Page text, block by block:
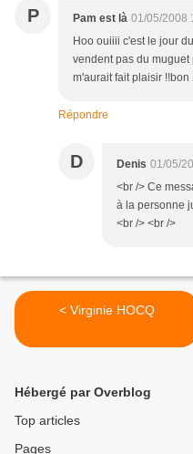
P Pam est là 01/05/2008
Hoo ouiiii c'est le jour
vendent pas du muguet
m'aurait fait plaisir !!bon
Répondre
D Denis 01/05/
<br /> Ce
à la personne
<br /> <br />
< Virginie HOCQ
Hébergé par Overblog
Top articles
Pages